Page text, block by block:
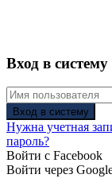
Вход в систему
Вход в систему
Нужна учетная
пароль?
Войти с Facebook
Войти через